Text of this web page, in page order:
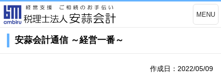
MENU
安蒜会計通信 ～経営一番～
作成日：2022/05/09